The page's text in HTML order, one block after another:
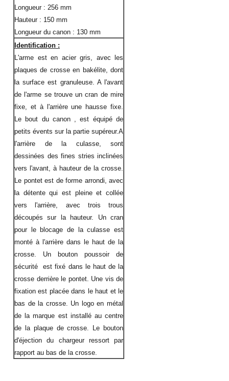
Longueur : 256 mm
Hauteur : 150 mm
Longueur du canon : 130 mm
Identification :
L'arme est en acier gris, avec les
plaques de crosse en bakélite, dont
la surface est granuleuse. A l'avant
de l'arme se trouve un cran de mire
fixe, et à l'arrière une hausse fixe.
Le bout du canon , est équipé de
petits évents sur la partie supéreur.A
l'arrière de la culasse, sont
dessinées des fines stries inclinées
vers l'avant, à hauteur de la crosse.
Le pontet est de forme arrondi, avec
la détente qui est pleine et collée
vers l'arrière, avec trois trous
découpés sur la hauteur. Un cran
pour le blocage de la culasse est
monté à l'arrière dans le haut de la
crosse. Un bouton poussoir de
sécurité est fixé dans le haut de la
crosse derrière le pontet. Une vis de
fixation est placée dans le haut et le
bas de la crosse. Un logo en métal
de la marque est installé au centre
de la plaque de crosse. Le bouton
d'éjection du chargeur ressort par
rapport au bas de la crosse.